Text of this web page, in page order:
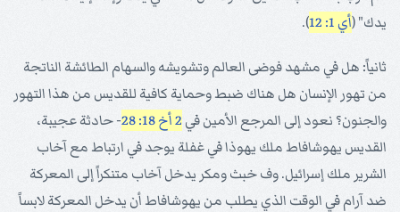
يدك" (أي 1: 12 ).
ثانياً: هل في مشهد فوضى العالم وتشويشه والسهام الطائشة الناتجة
من تهور الإنسان هل هناك ضبط وحماية كافية للقديس من هذا التهور
والجنون؟ نعود إلى المرجع الأمين في 2 أخ 18: 28
- حادثة عجيبة،
القديس يهوشافاط ملك يهوذا في غفلة يوجد في ارتباط مع آخاب
الشرير ملك إسرائيل. وف خبث ومكر يدخل آخاب متنكراً إلى المعركة
ضد آرام في الوقت الذي يطلب من يهوشافاط أن يدخل المعركة لابساً